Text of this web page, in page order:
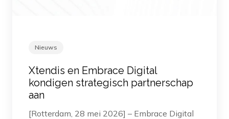
Nieuws
Xtendis en Embrace Digital
kondigen strategisch partnerschap
aan
[Rotterdam, 28 mei 2026] – Embrace Digital